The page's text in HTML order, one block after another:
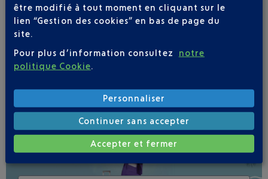
pour ce vol
être modifié à tout moment en cliquant sur le
lien “Gestion des cookies” en bas de page du
site.
Pour plus d’information consultez
notre
politique Cookie
Personnaliser
Continuer sans accepter
Accepter et fermer